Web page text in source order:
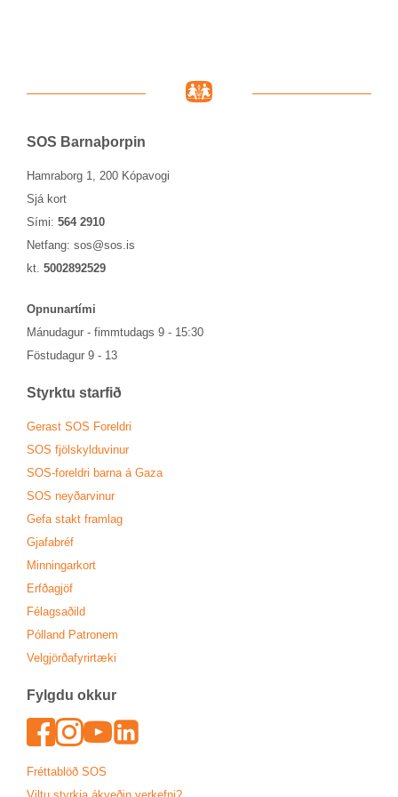
SOS Barna­þorp­in
Hamraborg 1, 200 Kópavogi
Sjá kort
Sími: 564 2910
Netfang: sos@sos.is
kt. 5002892529
Opn­un­ar­tími
Mánu­dag­ur - fimmtu­dags 9 - 15:30
Föstu­dag­ur 9 - 13
Styrktu starf­ið
Ger­ast SOS For­eldri
SOS fjöl­skyldu­vin­ur
SOS-for­eldri barna á Gaza
SOS neyð­ar­vin­ur
Gefa stakt fram­lag
Gjafa­bréf
Minn­ing­ar­kort
Erfða­gjöf
Fé­lags­að­ild
Pól­land Patronem
Vel­gjörða­fyr­ir­tæki
Fylgdu okk­ur
Face­book
In­sta­gram
Youtu­be
Lin­ked­In
Frétta­blöð SOS